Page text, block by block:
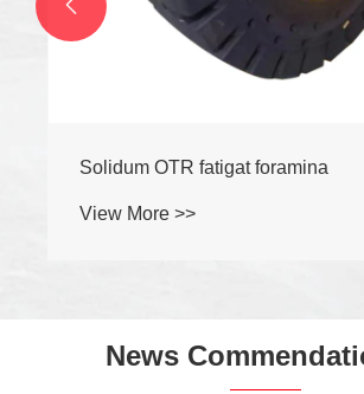
Solidum OTR fatigat foramina
View More >>

News